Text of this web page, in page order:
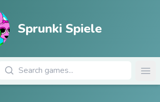
Sprunki Spiele
Spiele suchen